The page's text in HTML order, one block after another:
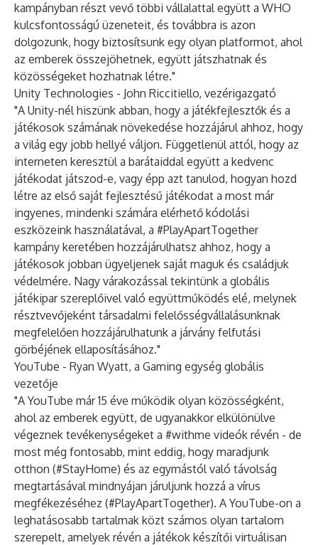
kampányban részt vevő többi vállalattal együtt a WHO
kulcsfontosságú üzeneteit, és továbbra is azon
dolgozunk, hogy biztosítsunk egy olyan platformot, ahol
az emberek összejöhetnek, együtt játszhatnak és
közösségeket hozhatnak létre."
Unity Technologies - John Riccitiello, vezérigazgató
"A Unity-nél hiszünk abban, hogy a játékfejlesztők és a
játékosok számának növekedése hozzájárul ahhoz, hogy
a világ egy jobb hellyé váljon. Függetlenül attól, hogy az
interneten keresztül a barátaiddal együtt a kedvenc
játékodat játszod-e, vagy épp azt tanulod, hogyan hozd
létre az első saját fejlesztésű játékodat a most már
ingyenes, mindenki számára elérhető kódolási
eszközeink használatával, a #PlayApartTogether
kampány keretében hozzájárulhatsz ahhoz, hogy a
játékosok jobban ügyeljenek saját maguk és családjuk
védelmére. Nagy várakozással tekintünk a globális
játékipar szereplőivel való együttműködés elé, melynek
résztvevőjeként társadalmi felelősségvállalásunknak
megfelelően hozzájárulhatunk a járvány felfutási
görbéjének ellaposításához."
YouTube - Ryan Wyatt, a Gaming egység globális
vezetője
"A YouTube már 15 éve működik olyan közösségként,
ahol az emberek együtt, de ugyanakkor elkülönülve
végeznek tevékenységeket a #withme videók révén - de
most még fontosabb, mint eddig, hogy maradjunk
otthon (#StayHome) és az egymástól való távolság
megtartásával mindnyájan járuljunk hozzá a vírus
megfékezéséhez (#PlayApartTogether). A YouTube-on a
leghatásosabb tartalmak közt számos olyan tartalom
szerepelt, amelyek révén a játékok készítői virtuálisan